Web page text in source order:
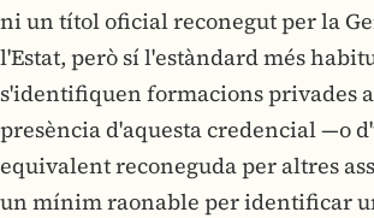
ni un títol oficial reconegut per la
l'Estat, però sí l'estàndard més
s'identifiquen formacions privades
presència d'aquesta credencial —o
equivalent reconeguda per altres
un mínim raonable per identificar